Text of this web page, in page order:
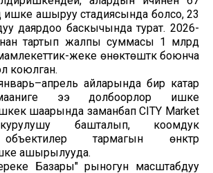
ишке ашыруу стадиясында болсо, 23
даярдоо баскычында турат. 2026-
тартып жалпы суммасы 1 млрд
жеке өнөктөштүк боюнча
коюлган.
айларында бир катар
ээ долбоорлор ишке
шаарында заманбап CITY Market
башталып, коомдук
тармагын өнүктүрүү
ашырылууда.
Базары" рыногун масштабдуу